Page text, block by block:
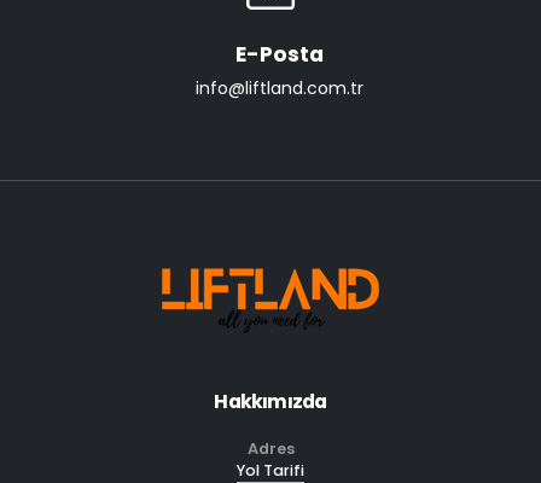
E-Posta
info@liftland.com.tr
Hakkımızda
Adres
Yol Tarifi